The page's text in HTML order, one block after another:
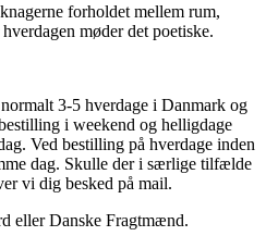
forholdet mellem rum,
møder det poetiske.
3-5 hverdage i Danmark og
i weekend og helligdage
Ved bestilling på hverdage inden
dag. Skulle der i særlige tilfælde
vi dig besked på mail.
eller Danske Fragtmænd.